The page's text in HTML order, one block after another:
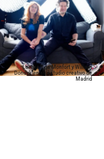
Lorena Riga Monfort y William
Dondyk en su estudio creativo de
Madrid